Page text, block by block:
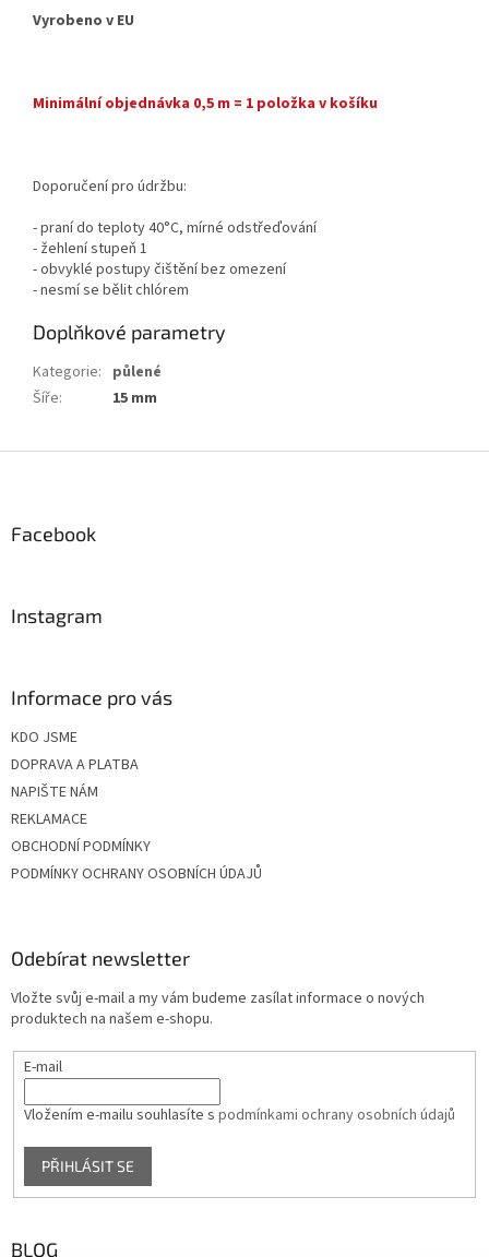
Vyrobeno v EU
Minimální objednávka 0,5 m = 1 položka v košíku
Doporučení pro údržbu:
- praní do teploty 40°C, mírné odstřeďování
- žehlení stupeň 1
- obvyklé postupy čištění bez omezení
- nesmí se bělit chlórem
Doplňkové parametry
Kategorie: půlené
Šíře: 15 mm
Facebook
Instagram
Informace pro vás
KDO JSME
DOPRAVA A PLATBA
NAPIŠTE NÁM
REKLAMACE
OBCHODNÍ PODMÍNKY
PODMÍNKY OCHRANY OSOBNÍCH ÚDAJŮ
Odebírat newsletter
Vložte svůj e-mail a my vám budeme zasílat informace o nových
produktech na našem e-shopu.
E-mail
Vložením e-mailu souhlasíte s podmínkami ochrany osobních údajů
PŘIHLÁSIT SE
BLOG